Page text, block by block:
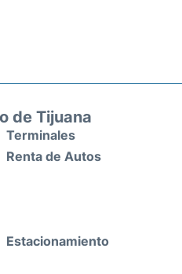
de Tijuana
Terminales
Renta de Autos
Estacionamiento